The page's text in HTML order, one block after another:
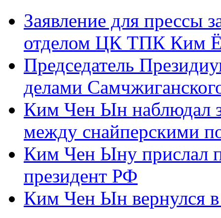
Заявление для прессы
отделом ЦК ТПК Ким
Председатель
делами
Ким Чен Ын наблюдал
между снайперскими
Ким Чен Ыну прислал
президент РФ
Ким Чен Ын вернулся